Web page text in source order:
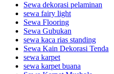
Sewa dekorasi pelaminan
sewa fairy light
Sewa Flooring
Sewa Gubukan
sewa kaca rias standing
Sewa Kain Dekorasi Tenda
sewa karpet
sewa karpet buana